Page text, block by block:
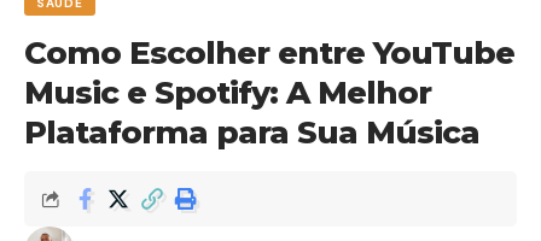
Como Escolher entre YouTube
Music e Spotify: A Melhor
Plataforma para Sua Música